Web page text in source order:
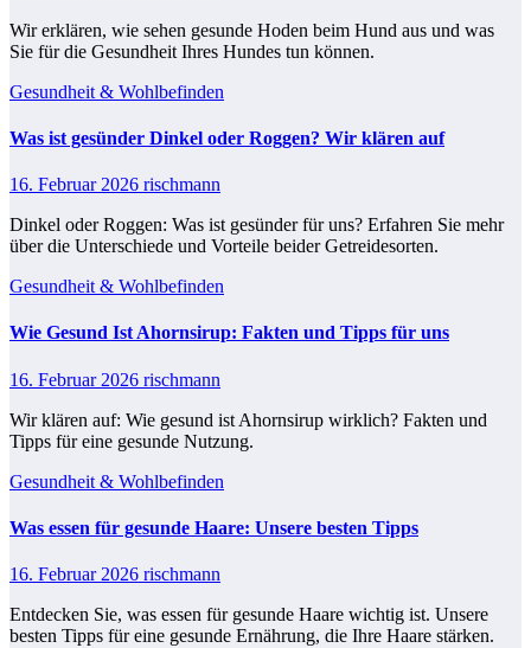
Wir erklären, wie sehen gesunde Hoden beim Hund aus und was
Sie für die Gesundheit Ihres Hundes tun können.
Gesundheit & Wohlbefinden
Was ist gesünder Dinkel oder Roggen​? Wir klären auf
16. Februar 2026 rischmann
Dinkel oder Roggen: Was ist gesünder für uns? Erfahren Sie mehr
über die Unterschiede und Vorteile beider Getreidesorten.
Gesundheit & Wohlbefinden
Wie Gesund Ist Ahornsirup: Fakten und Tipps für uns
16. Februar 2026 rischmann
Wir klären auf: Wie gesund ist Ahornsirup wirklich? Fakten und
Tipps für eine gesunde Nutzung.
Gesundheit & Wohlbefinden
Was essen für gesunde Haare: Unsere besten Tipps
16. Februar 2026 rischmann
Entdecken Sie, was essen für gesunde Haare wichtig ist. Unsere
besten Tipps für eine gesunde Ernährung, die Ihre Haare stärken.